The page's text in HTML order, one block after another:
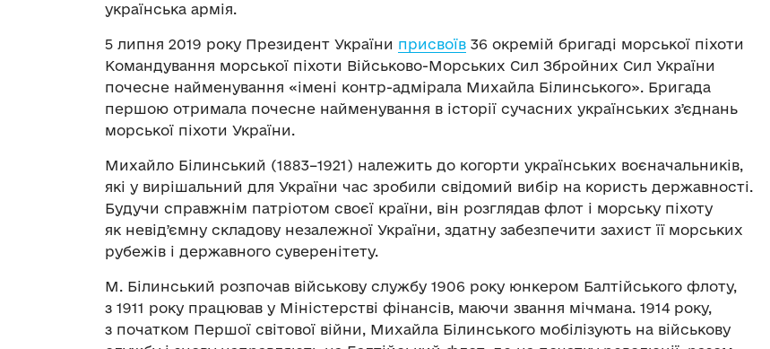
українська армія.
5 липня 2019 року Президент України присвоїв 36 окремій бригаді морської піхоти
Командування морської піхоти Військово-Морських Сил Збройних Сил України
почесне найменування «імені контр-адмірала Михайла Білинського». Бригада
першою отримала почесне найменування в історії сучасних українських зʼєднань
морської піхоти України.
Михайло Білинський (1883–1921) належить до когорти українських воєначальників,
які у вирішальний для України час зробили свідомий вибір на користь державності.
Будучи справжнім патріотом своєї країни, він розглядав флот і морську піхоту
як невідʼємну складову незалежної України, здатну забезпечити захист її морських
рубежів і державного суверенітету.
М. Білинський розпочав військову службу 1906 року юнкером Балтійського флоту,
з 1911 року працював у Міністерстві фінансів, маючи звання мічмана. 1914 року,
з початком Першої світової війни, Михайла Білинського мобілізують на військову